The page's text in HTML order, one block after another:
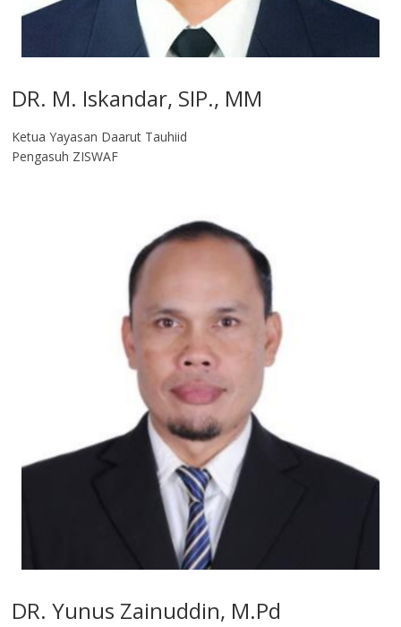
DR. M. Iskandar, SIP., MM
Ketua Yayasan Daarut Tauhiid
Pengasuh ZISWAF
DR. Yunus Zainuddin, M.Pd